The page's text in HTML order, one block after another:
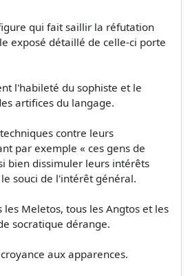
qui fait saillir la réfutation
exposé détaillé de celle-ci porte
l'habileté du sophiste et le
artifices du langage.
contre leurs
par exemple « ces gens de
bien dissimuler leurs intérêts
souci de l'intérêt général.
les Meletos, tous les Angtos et les
socratique dérange.
aux apparences.